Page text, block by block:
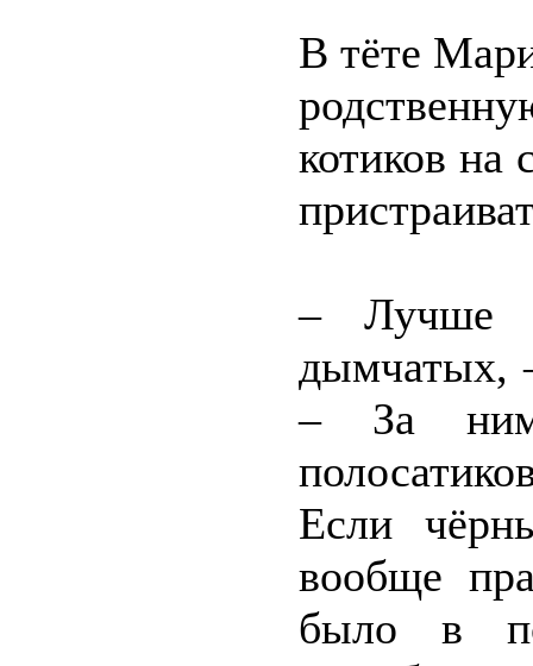
В тёте
котиков на
– Лучше
дымчатых,
– За
Если
вообще
было в